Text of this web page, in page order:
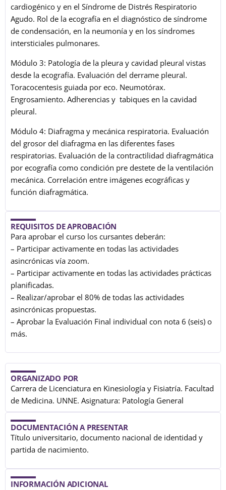
cardiogénico y en el Síndrome de Distrés Respiratorio
Agudo. Rol de la ecografía en el diagnóstico de síndrome
de condensación, en la neumonía y en los síndromes
intersticiales pulmonares.
Módulo 3: Patología de la pleura y cavidad pleural vistas
desde la ecografía. Evaluación del derrame pleural.
Toracocentesis guiada por eco. Neumotórax.
Engrosamiento. Adherencias y tabiques en la cavidad
pleural.
Módulo 4: Diafragma y mecánica respiratoria. Evaluación
del grosor del diafragma en las diferentes fases
respiratorias. Evaluación de la contractilidad diafragmática
por ecografía como condición pre destete de la ventilación
mecánica. Correlación entre imágenes ecográficas y
función diafragmática.
REQUISITOS DE APROBACIÓN
Para aprobar el curso los cursantes deberán:
– Participar activamente en todas las actividades
asincrónicas vía zoom.
– Participar activamente en todas las actividades prácticas
planificadas.
– Realizar/aprobar el 80% de todas las actividades
asincrónicas propuestas.
– Aprobar la Evaluación Final individual con nota 6 (seis) o
más.
ORGANIZADO POR
Carrera de Licenciatura en Kinesiología y Fisiatría. Facultad
de Medicina. UNNE. Asignatura: Patología General
DOCUMENTACIÓN A PRESENTAR
Título universitario, documento nacional de identidad y
partida de nacimiento.
INFORMACIÓN ADICIONAL